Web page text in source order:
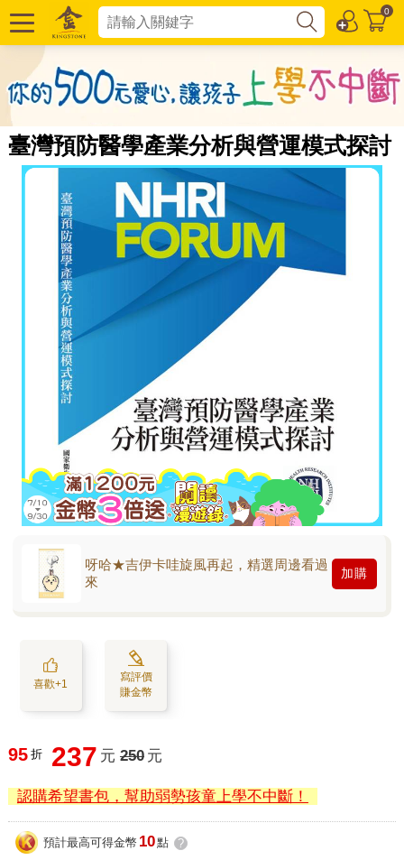
0
臺灣預防醫學產業分析與營運模式探討
呀哈★吉伊卡哇旋風再起，精選周邊看過
來
加購
喜歡+1
寫評價
賺金幣
95 折 237 元 250 元
認購希望書包，幫助弱勢孩童上學不中斷！
預計最高可得金幣 10點 ?